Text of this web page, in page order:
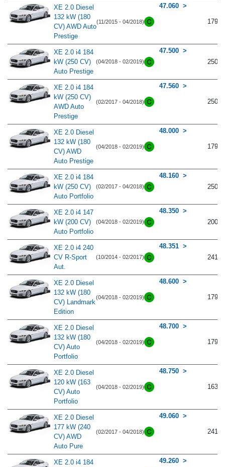
XE 2.0 Diesel
132 kW (180
CV) AWD Auto
Prestige
(11/2015 - 04/2018)
47.060
179
XE 2.0 i4 184
kW (250 CV)
Auto Prestige
(04/2018 - 02/2019)
47.500
250
XE 2.0 i4 184
kW (250 CV)
AWD Auto
Prestige
(02/2017 - 04/2018)
47.560
250
XE 2.0 Diesel
132 kW (180
CV) AWD
Auto Prestige
(04/2018 - 02/2019)
48.000
179
XE 2.0 i4 184
kW (250 CV)
Auto Portfolio
(02/2017 - 04/2018)
48.160
250
XE 2.0 i4 147
kW (200 CV)
Auto Portfolio
(04/2018 - 02/2019)
48.350
200
XE 2.0 i4 240
CV R-Sport
Aut.
(10/2014 - 02/2017)
48.351
241
XE 2.0 Diesel
132 kW (180
CV) Landmark
Edition
(04/2018 - 02/2019)
48.600
179
XE 2.0 Diesel
132 kW (180
CV) Auto
Portfolio
(04/2018 - 02/2019)
48.700
179
XE 2.0 Diesel
120 kW (163
CV) Auto
Portfolio
(04/2018 - 02/2019)
48.750
163
XE 2.0 Diesel
177 kW (240
CV) AWD
Auto Pure
(02/2017 - 04/2018)
49.060
241
XE 2.0 i4 184
49.260